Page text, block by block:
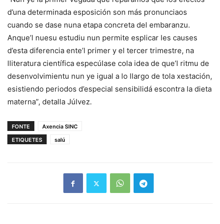
d’una determinada esposición son más pronunciaos
cuando se dase nuna etapa concreta del embaranzu.
Anque’l nuesu estudiu nun permite esplicar les causes
d’esta diferencia ente’l primer y el tercer trimestre, na
lliteratura científica especúlase cola idea de que’l ritmu de
desenvolvimientu nun ye igual a lo llargo de tola xestación,
esistiendo periodos d’especial sensibilidá escontra la dieta
materna”, detalla Júlvez.
FONTE
Axencia SINC
ETIQUETES
salú